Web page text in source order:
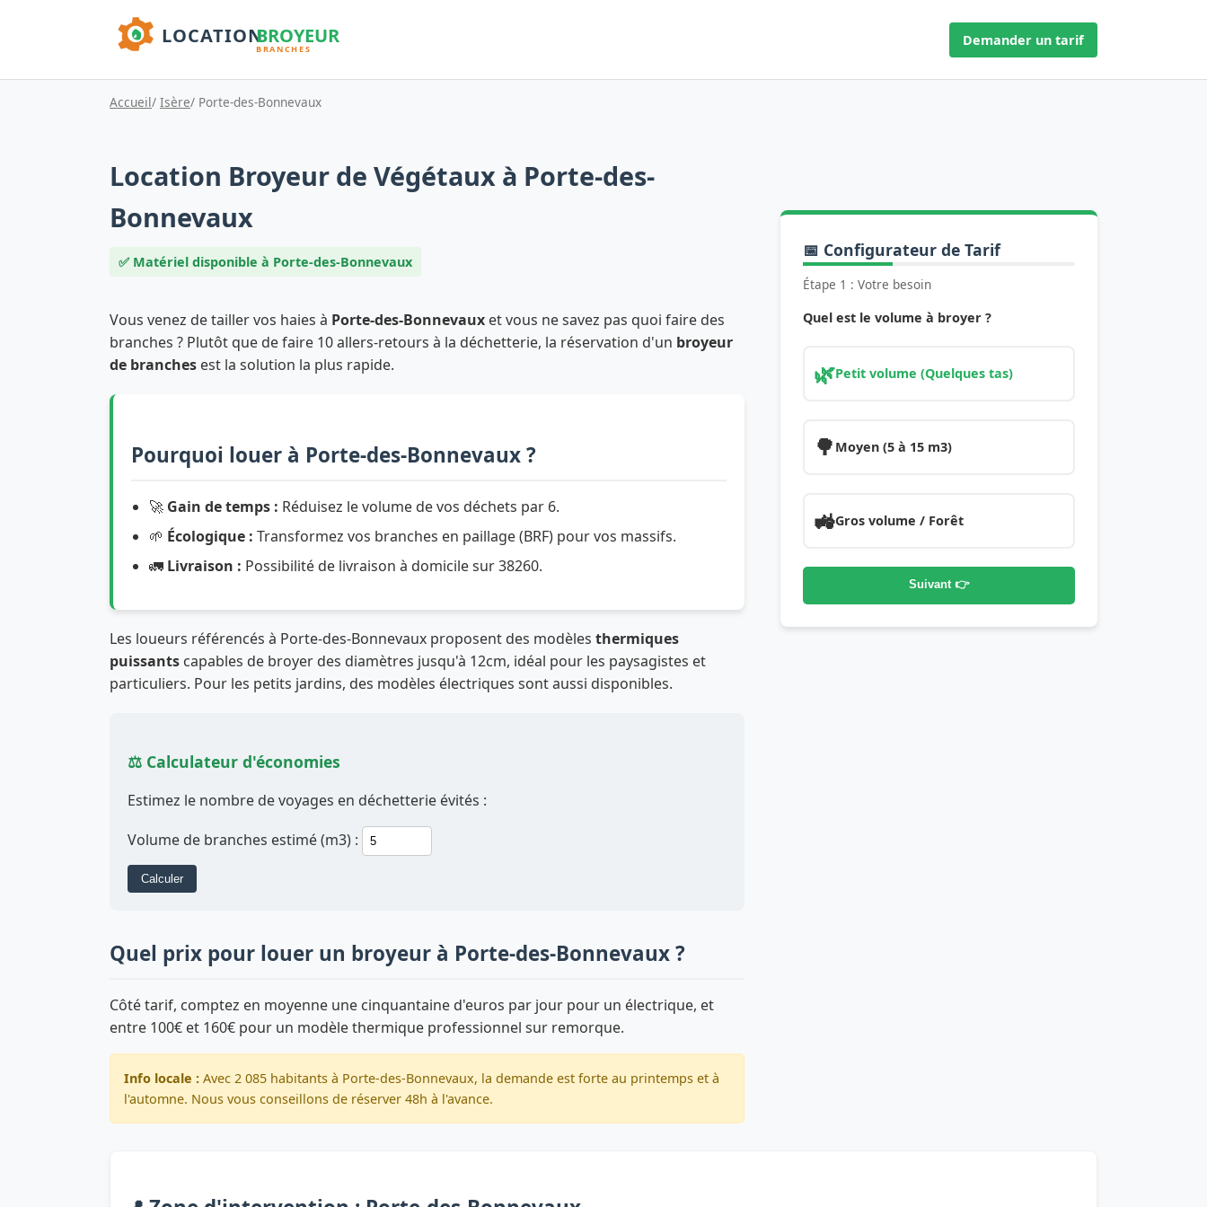
Demander un tarif
Accueil/ Isère/ Porte-des-Bonnevaux
Location Broyeur de Végétaux à Porte-des-
Bonnevaux
✅ Matériel disponible à Porte-des-Bonnevaux
Vous venez de tailler vos haies à Porte-des-Bonnevaux et vous ne savez pas quoi faire des
branches ? Plutôt que de faire 10 allers-retours à la déchetterie, la réservation d'un broyeur
de branches est la solution la plus rapide.
Pourquoi louer à Porte-des-Bonnevaux ?
🚀 Gain de temps : Réduisez le volume de vos déchets par 6.
🌱 Écologique : Transformez vos branches en paillage (BRF) pour vos massifs.
🚛 Livraison : Possibilité de livraison à domicile sur 38260.
Les loueurs référencés à Porte-des-Bonnevaux proposent des modèles thermiques
puissants capables de broyer des diamètres jusqu'à 12cm, idéal pour les paysagistes et
particuliers. Pour les petits jardins, des modèles électriques sont aussi disponibles.
⚖️ Calculateur d'économies
Estimez le nombre de voyages en déchetterie évités :
Volume de branches estimé (m3) :
Calculer
Quel prix pour louer un broyeur à Porte-des-Bonnevaux ?
Côté tarif, comptez en moyenne une cinquantaine d'euros par jour pour un électrique, et
entre 100€ et 160€ pour un modèle thermique professionnel sur remorque.
Info locale : Avec 2 085 habitants à Porte-des-Bonnevaux, la demande est forte au printemps et à
l'automne. Nous vous conseillons de réserver 48h à l'avance.
📅 Configurateur de Tarif
Étape 1 : Votre besoin
Quel est le volume à broyer ?
🌿Petit volume (Quelques tas)
🌳 Moyen (5 à 15 m3)
🚜Gros volume / Forêt
Suivant 👉